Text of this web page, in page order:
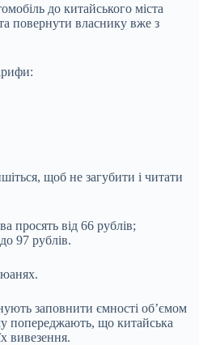
до китайського міста
повернути власнику вже з
щоб не загубити і читати
просять від 66 рублів;
97 рублів.
заповнити ємності об’ємом
попереджають, що китайська
вивезення.